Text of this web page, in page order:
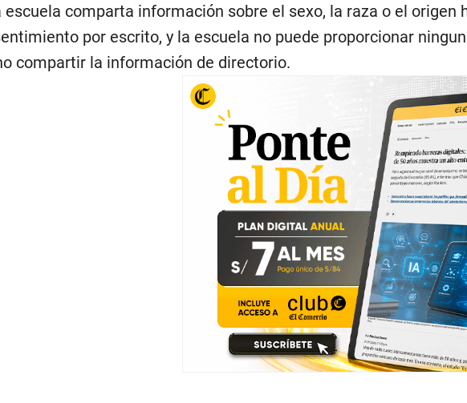
escuela comparta información sobre el sexo, la raza o el origen
por escrito, y la escuela no puede proporcionar
compartir la información de directorio.